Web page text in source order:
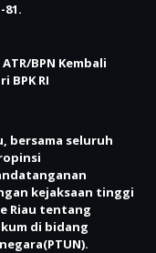
81.
BPN Kembali
BPK RI
bersama seluruh
kejaksaan tinggi
Riau tentang
di bidang